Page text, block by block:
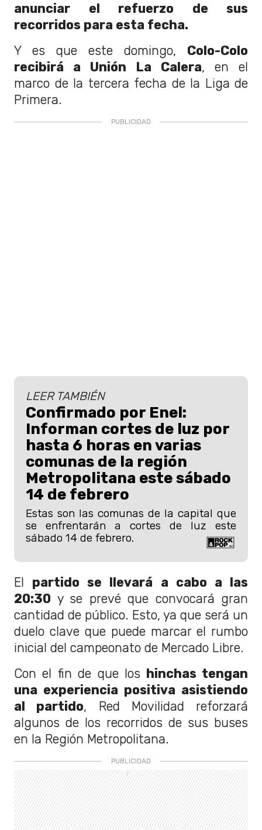
anunciar el refuerzo de sus
recorridos para esta fecha.
Y es que este domingo, Colo-Colo
recibirá a Unión La Calera, en el
marco de la tercera fecha de la Liga de
Primera.
LEER TAMBIÉN
Confirmado por Enel:
Informan cortes de luz por
hasta 6 horas en varias
comunas de la región
Metropolitana este sábado
14 de febrero
Estas son las comunas de la capital que
se enfrentarán a cortes de luz este
sábado 14 de febrero.
El partido se llevará a cabo a las
20:30 y se prevé que convocará gran
cantidad de público. Esto, ya que será un
duelo clave que puede marcar el rumbo
inicial del campeonato de Mercado Libre.
Con el fin de que los hinchas tengan
una experiencia positiva asistiendo
al partido, Red Movilidad reforzará
algunos de los recorridos de sus buses
en la Región Metropolitana.